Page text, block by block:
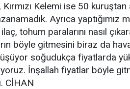
Kelemi ise 50
Ayrıca yaptığımız
tohum paralarını nasıl
böyle gitmesini biraz da
soğudukça fiyatlarda
İnşallah fiyatlar böyle
CİHAN